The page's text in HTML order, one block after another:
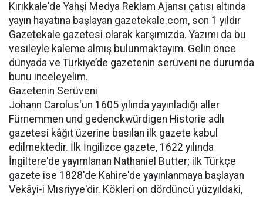
Kırıkkale'de Yahşi Medya Reklam Ajansı çatısı altında
yayın hayatına başlayan gazetekale.com, son 1 yıldır
Gazetekale gazetesi olarak karşımızda. Yazımı da bu
vesileyle kaleme almış bulunmaktayım. Gelin önce
dünyada ve Türkiye’de gazetenin serüveni ne durumda
bunu inceleyelim.
Gazetenin Serüveni
Johann Carolus'un 1605 yılında yayınladığı aller
Fürnemmen und gedenckwürdigen Historie adlı
gazetesi kâğıt üzerine basılan ilk gazete kabul
edilmektedir. İlk İngilizce gazete, 1622 yılında
İngiltere'de yayımlanan Nathaniel Butter; ilk Türkçe
gazete ise 1828'de Kahire'de yayınlanmaya başlayan
Vekâyi-i Mısriyye'dir. Kökleri on dördüncü yüzyıldaki,